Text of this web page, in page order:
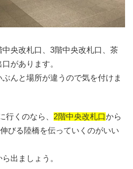
央改札口、3階中央改札口、茶
があります。
んと場所が違うので気を付けま
行くのなら、 2階中央改札口から
びる陸橋を伝っていくのがいい
出ましょう。